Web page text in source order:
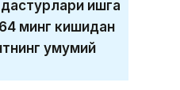
ишга
минг кишидан
умумий